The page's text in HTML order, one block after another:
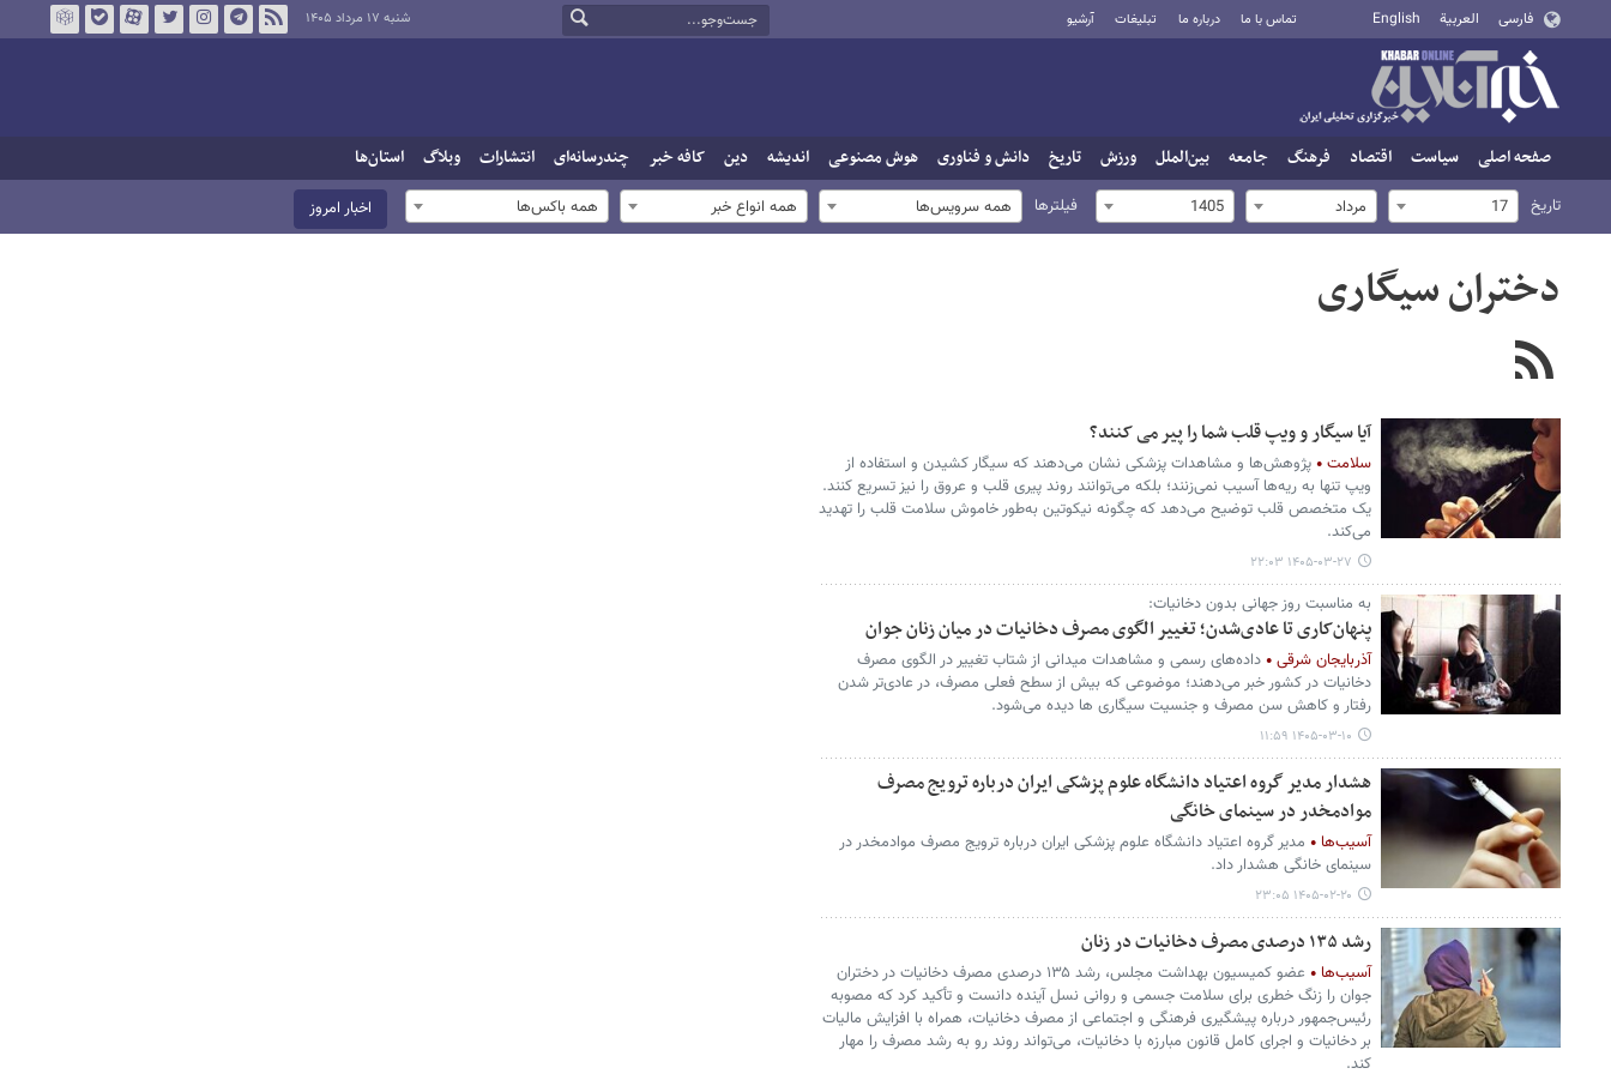
فارسی العربية English تماس با ما درباره ما تبلیغات آرشیو شنبه ۱۷ مرداد ۱۴۰۵
صفحه اصلی سیاست اقتصاد فرهنگ جامعه بین‌الملل ورزش تاریخ دانش و فناوری هوش مصنوعی اندیشه دین کافه خبر چندرسانه‌ای انتشارات وبلاگ استان‌ها
تاریخ 17 مرداد 1405 فیلترها همه سرویس‌ها همه انواع خبر همه باکس‌ها اخبار امروز
دختران سیگاری
آیا سیگار و ویپ قلب شما را پیر می کنند؟
سلامت
پژوهش‌ها و مشاهدات پزشکی نشان می‌دهند که سیگار کشیدن و استفاده از
ویپ تنها به ریه‌ها آسیب نمی‌زنند؛ بلکه می‌توانند روند پیری قلب و عروق را نیز تسریع کنند.
یک متخصص قلب توضیح می‌دهد که چگونه نیکوتین به‌طور خاموش سلامت قلب را تهدید
می‌کند.
۱۴۰۵-۰۳-۲۷ ۲۲:۰۳
به مناسبت روز جهانی بدون دخانیات:
پنهان‌کاری تا عادی‌شدن؛ تغییر الگوی مصرف دخانیات در میان زنان جوان
آذربایجان شرقی
داده‌های رسمی و مشاهدات میدانی از شتاب تغییر در الگوی مصرف
دخانیات در کشور خبر می‌دهند؛ موضوعی که بیش از سطح فعلی مصرف، در عادی‌تر شدن
رفتار و کاهش سن مصرف و جنسیت سیگاری ها دیده می‌شود.
۱۴۰۵-۰۳-۱۰ ۱۱:۵۹
هشدار مدیر گروه اعتیاد دانشگاه علوم پزشکی ایران درباره ترویج مصرف
موادمخدر در سینمای خانگی
آسیب‌ها
مدیر گروه اعتیاد دانشگاه علوم پزشکی ایران درباره ترویج مصرف موادمخدر در
سینمای خانگی هشدار داد.
۱۴۰۵-۰۲-۲۰ ۲۳:۰۵
رشد ۱۳۵ درصدی مصرف دخانیات در زنان
آسیب‌ها
عضو کمیسیون بهداشت مجلس، رشد ۱۳۵ درصدی مصرف دخانیات در دختران
جوان را زنگ خطری برای سلامت جسمی و روانی نسل آینده دانست و تأکید کرد که مصوبه
رئیس‌جمهور درباره پیشگیری فرهنگی و اجتماعی از مصرف دخانیات، همراه با افزایش مالیات
بر دخانیات و اجرای کامل قانون مبارزه با دخانیات، می‌تواند روند رو به رشد مصرف را مهار
کند.